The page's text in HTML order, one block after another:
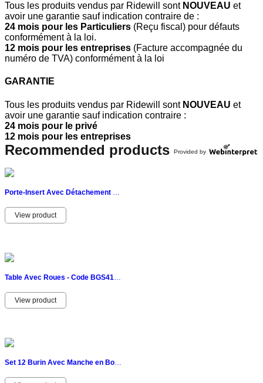
Tous les produits vendus par Ridewill sont NOUVEAU et
avoir une garantie sauf indication contraire de :
24 mois pour les Particuliers (Reçu fiscal) pour défauts
conformément à la loi.
12 mois pour les entreprises (Facture accompagnée du
numéro de TVA) conformément à la loi
GARANTIE
Tous les produits vendus par Ridewill sont NOUVEAU et
avoir une garantie sauf indication contraire :
24 mois pour le privé
12 mois pour les entreprises
Recommended products Provided by
View product
View product